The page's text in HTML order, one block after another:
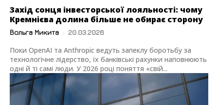
Захід сонця інвесторської лояльності: чому
Кремнієва долина більше не обирає сторону
Вольга Микита - 20.03.2026
Поки OpenAI та Anthropic ведуть запеклу боротьбу за
технологічне лідерство, їх банківські рахунки наповнюють
одні й ті самі люди. У 2026 році поняття «свій...